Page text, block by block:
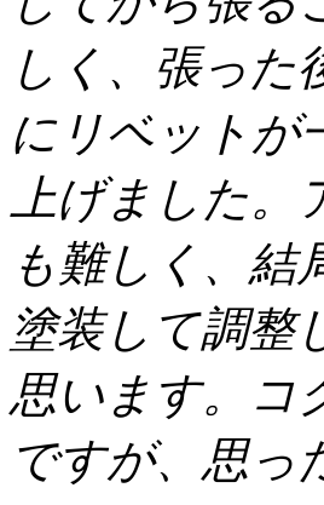
しく、張った
にリベットが
上げました
も難しく、結
塗装して調整
思います。コ
ですが、思っ